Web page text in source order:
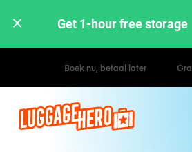
Get 1-hour free storage
Uur- / dagtarieven